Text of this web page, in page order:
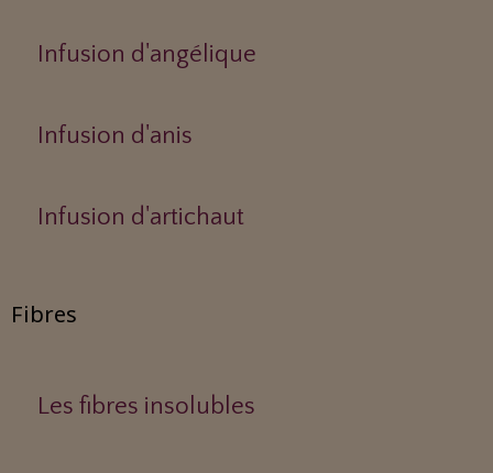
Infusion d'angélique
Infusion d'anis
Infusion d'artichaut
Fibres
Les fibres insolubles